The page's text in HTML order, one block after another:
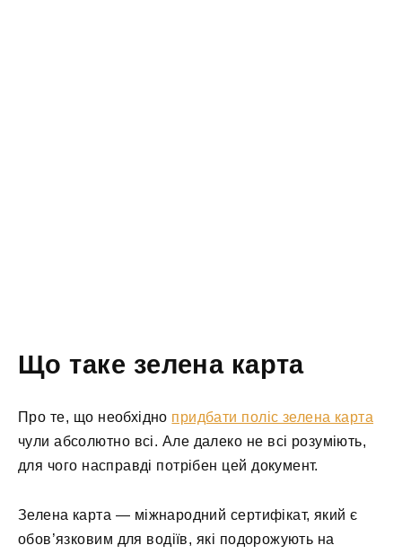
Що таке зелена карта
Про те, що необхідно придбати поліс зелена карта
чули абсолютно всі. Але далеко не всі розуміють,
для чого насправді потрібен цей документ.
Зелена карта — міжнародний сертифікат, який є
обов’язковим для водіїв, які подорожують на